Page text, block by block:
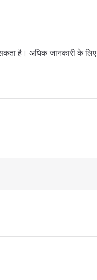
है। अधिक जानकारी के लिए